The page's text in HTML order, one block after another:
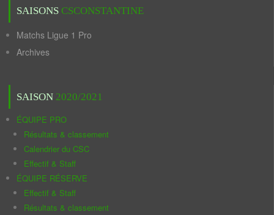
SAISONS CSCONSTANTINE
Matchs Ligue 1 Pro
Archives
SAISON 2020/2021
ÉQUIPE PRO
Résultats & classement
Calendrier du CSC
Effectif & Staff
ÉQUIPE RÉSERVE
Effectif & Staff
Résultats & classement